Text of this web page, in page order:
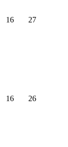
16 27
16 26